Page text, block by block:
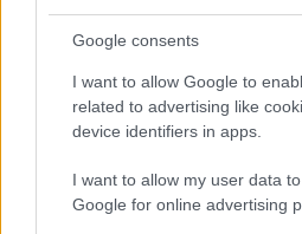
Google consents
I want to allow Google to
related to advertising like
device identifiers in apps.
I want to allow my user data
Google for online advertising
Syndication